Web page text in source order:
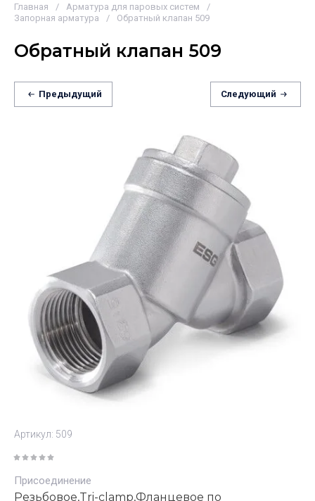
Главная / Арматура для паровых систем
/
Запорная арматура
/ Обратный клапан 509
Обратный клапан 509
Предыдущий Следующий
Артикул: 509
Присоединение
Резьбовое,Tri-clamp,Фланцевое по